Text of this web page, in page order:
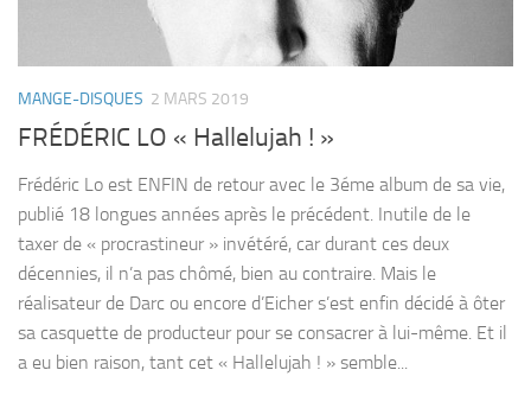
MANGE-DISQUES 2 MARS 2019
FRÉDÉRIC LO « Hallelujah ! »
Frédéric Lo est ENFIN de retour avec le 3éme album de sa vie,
publié 18 longues années après le précédent. Inutile de le
taxer de « procrastineur » invétéré, car durant ces deux
décennies, il n’a pas chômé, bien au contraire. Mais le
réalisateur de Darc ou encore d’Eicher s’est enfin décidé à ôter
sa casquette de producteur pour se consacrer à lui-même. Et il
a eu bien raison, tant cet « Hallelujah ! » semble...